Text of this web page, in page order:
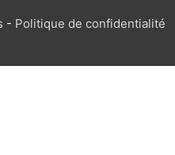
- Politique de confidentialité